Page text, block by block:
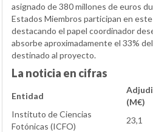
asignado de 380 millones de euros
Estados Miembros participan en
destacando el papel coordinador
absorbe aproximadamente el 33%
destinado al proyecto.
La noticia en cifras
Entidad
(M€)
Instituto de Ciencias
Fotónicas (ICFO)
23,1